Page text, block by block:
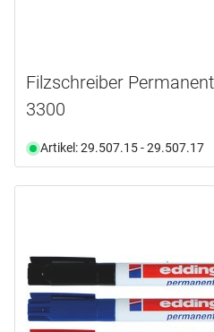
Filzschreiber
3300
Artikel: 29.507.15 - 29.507.17